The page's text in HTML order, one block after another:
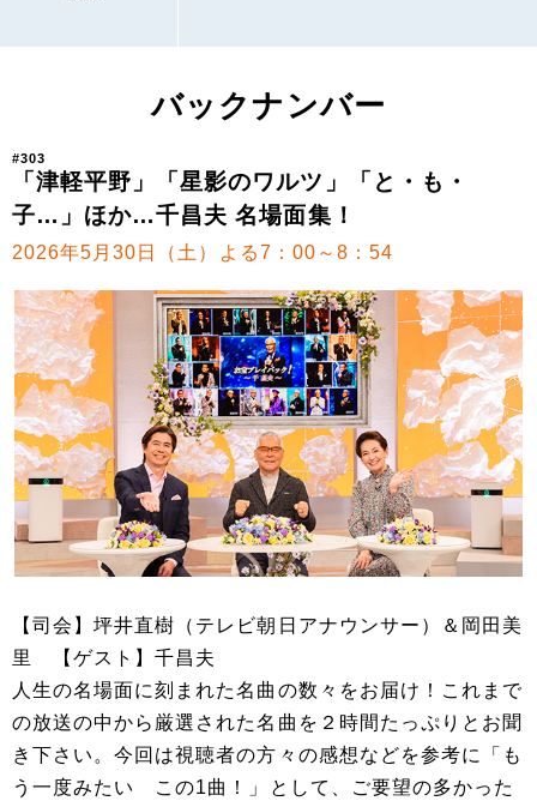
バックナンバー
#303
「津軽平野」「星影のワルツ」「と・も・
子…」ほか…千昌夫 名場面集！
2026年5月30日（土）よる7：00～8：54
【司会】坪井直樹（テレビ朝日アナウンサー）＆岡田美
里 【ゲスト】千昌夫
人生の名場面に刻まれた名曲の数々をお届け！これまで
の放送の中から厳選された名曲を２時間たっぷりとお聞
き下さい。今回は視聴者の方々の感想などを参考に「も
う一度みたい この1曲！」として、ご要望の多かった